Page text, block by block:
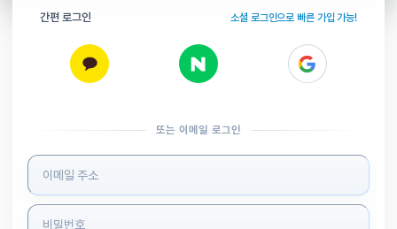
간편 로그인 소셜 로그인으로 빠른 가입 가능!
또는 이메일 로그인
로그인 정보 입력